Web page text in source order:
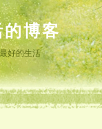
的博客
好的生活